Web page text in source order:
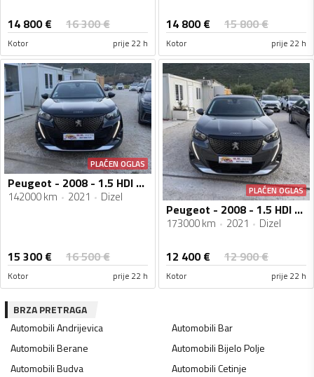
14 800€ 16 300€
Kotor prije 22 h
14 800€ 15 800€
Kotor prije 22 h
PLAĆEN OGLAS
Peugeot - 2008 - 1.5 HDI ALLURE 09/2021g
142000 km 2021 Dizel
15 300€ 16 500€
Kotor prije 22 h
PLAĆEN OGLAS
Peugeot - 2008 - 1.5 HDI ALLURE 07/2021g
173000 km 2021 Dizel
12 400€ 12 900€
Kotor prije 22 h
BRZA PRETRAGA
AutomobiliAndrijevica AutomobiliBar
AutomobiliBerane AutomobiliBijelo Polje
AutomobiliBudva AutomobiliCetinje